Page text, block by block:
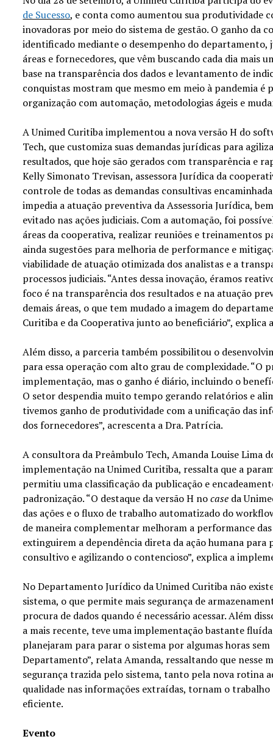
de Sucesso, e conta como aumentou sua produtividade
inovadoras por meio do sistema de gestão. O ganho da
identificado mediante o desempenho do departamento,
áreas e fornecedores, que vêm buscando cada dia mais
base na transparência dos dados e levantamento de
conquistas mostram que mesmo em meio à pandemia é
organização com automação, metodologias ágeis e
A Unimed Curitiba implementou a nova versão H do
Tech, que customiza suas demandas jurídicas para
resultados, que hoje são gerados com transparência e
Kelly Simonato Trevisan, assessora Jurídica da
controle de todas as demandas consultivas
impedia a atuação preventiva da Assessoria Jurídica,
evitado nas ações judiciais. Com a automação, foi
áreas da cooperativa, realizar reuniões e treinamentos
ainda sugestões para melhoria de performance e
viabilidade de atuação otimizada dos analistas e a
processos judiciais. “Antes dessa inovação, éramos
foco é na transparência dos resultados e na atuação
demais áreas, o que tem mudado a imagem do
Curitiba e da Cooperativa junto ao beneficiário”, explica
Além disso, a parceria também possibilitou o
para essa operação com alto grau de complexidade. “O
implementação, mas o ganho é diário, incluindo o
O setor despendia muito tempo gerando relatórios e
tivemos ganho de produtividade com a unificação das
dos fornecedores”, acrescenta a Dra. Patrícia.
A consultora da Preâmbulo Tech, Amanda Louise Lima
implementação na Unimed Curitiba, ressalta que a
permitiu uma classificação da publicação e
padronização. “O destaque da versão H nocase da
das ações e o fluxo de trabalho automatizado do
de maneira complementar melhoram a performance
extinguirem a dependência direta da ação humana
consultivo e agilizando o contencioso”, explica a
No Departamento Jurídico da Unimed Curitiba não
sistema, o que permite mais segurança de
procura de dados quando é necessário acessar. Além
a mais recente, teve uma implementação bastante fluída
planejaram para parar o sistema por algumas horas
Departamento”, relata Amanda, ressaltando que nesse
segurança trazida pelo sistema, tanto pela nova rotina
qualidade nas informações extraídas, tornam o
eficiente.
Evento